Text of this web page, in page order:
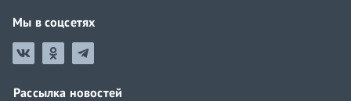
Мы в соцсетях
Рассылка новостей